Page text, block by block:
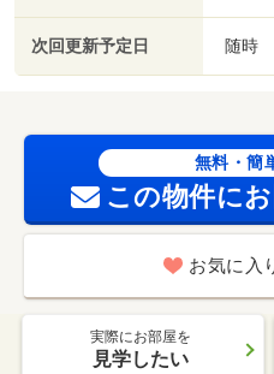
次回更新予定日 随時
無料・簡
この物件に
お気に入
実際にお部屋を
見学したい